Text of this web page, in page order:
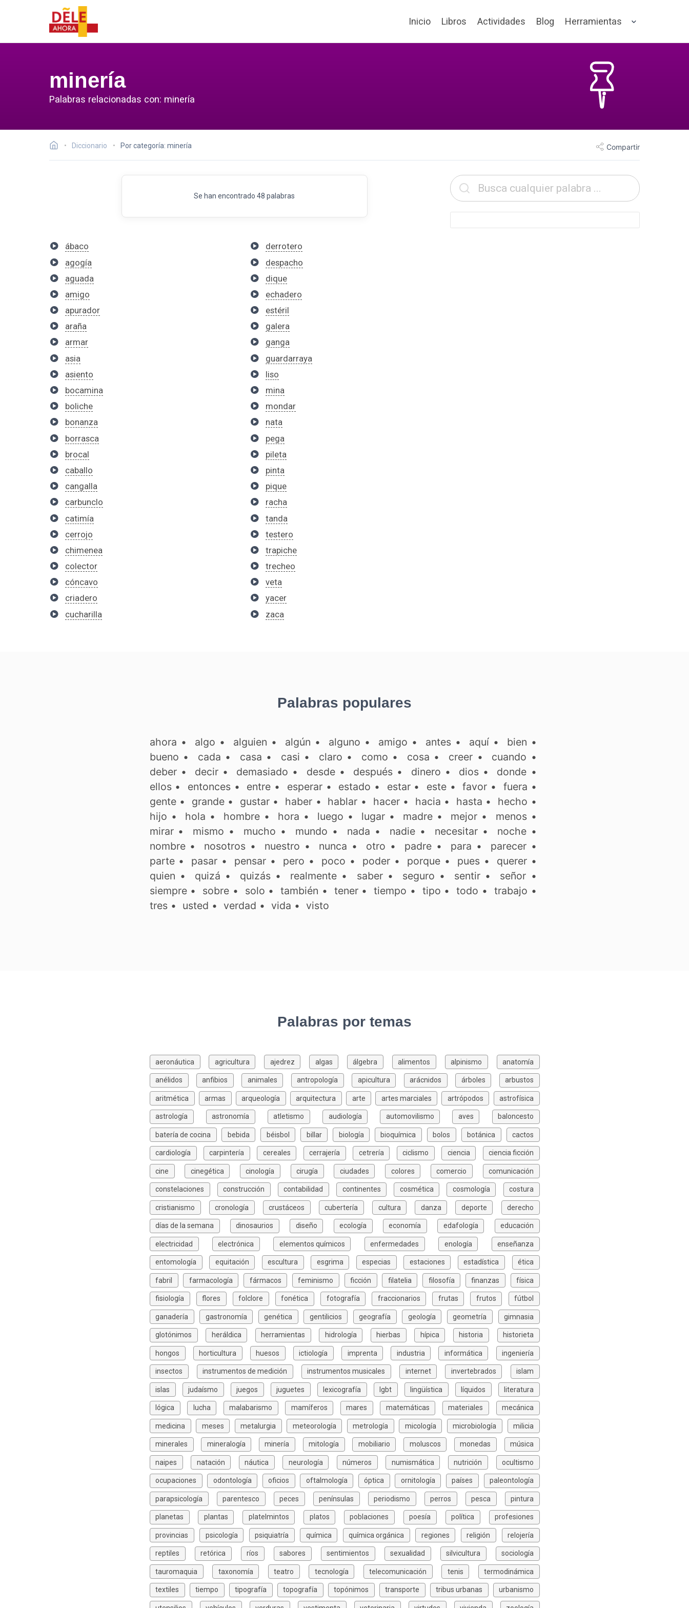
Inicio Libros Actividades Blog Herramientas
minería
Palabras relacionadas con: minería
Diccionario Por categoría: minería Compartir
Se han encontrado 48 palabras
ábaco
agogía
aguada
amigo
apurador
araña
armar
asia
asiento
bocamina
boliche
bonanza
borrasca
brocal
caballo
cangalla
carbunclo
catimía
cerrojo
chimenea
colector
cóncavo
criadero
cucharilla
derrotero
despacho
dique
echadero
estéril
galera
ganga
guardarraya
liso
mina
mondar
nata
pega
pileta
pinta
pique
racha
tanda
testero
trapiche
trecheo
veta
yacer
zaca
Palabras populares
ahora • algo • alguien • algún • alguno • amigo • antes• aquí• bien •
bueno • cada • casa • casi • claro • como • cosa • creer• cuando •
deber• decir• demasiado • desde• después • dinero • dios • donde •
ellos• entonces• entre • esperar• estado • estar• este•favor • fuera •
gente• grande• gustar• haber • hablar • hacer• hacia • hasta • hecho •
hijo • hola • hombre• hora • luego • lugar • madre • mejor • menos•
mirar• mismo • mucho • mundo • nada • nadie• necesitar• noche•
nombre• nosotros • nuestro • nunca • otro • padre • para • parecer•
parte• pasar • pensar • pero • poco • poder • porque • pues • querer •
quien • quizá • quizás • realmente • saber• seguro • sentir • señor •
siempre• sobre • solo •también • tener•tiempo • tipo •todo • trabajo •
tres• usted • verdad • vida • visto
Palabras por temas
aeronáutica agricultura ajedrez algas álgebra alimentos alpinismo anatomía
anélidos anfibios animales antropología apicultura arácnidos árboles arbustos
aritmética armas arqueología arquitectura arte artes marciales artrópodos astrofísica
astrología astronomía atletismo audiología automovilismo aves baloncesto
batería de cocina bebida béisbol billar biología bioquímica bolos botánica cactos
cardiología carpintería cereales cerrajería cetrería ciclismo ciencia ciencia ficción
cine cinegética cinología cirugía ciudades colores comercio comunicación
constelaciones construcción contabilidad continentes cosmética cosmología costura
cristianismo cronología crustáceos cubertería cultura danza deporte derecho
días de la semana dinosaurios diseño ecología economía edafología educación
electricidad electrónica elementos químicos enfermedades enología enseñanza
entomología equitación escultura esgrima especias estaciones estadística ética
fabril farmacología fármacos feminismo ficción filatelia filosofía finanzas física
fisiología flores folclore fonética fotografía fraccionarios frutas frutos fútbol
ganadería gastronomía genética gentilicios geografía geología geometría gimnasia
glotónimos heráldica herramientas hidrología hierbas hípica historia historieta
hongos horticultura huesos ictiología imprenta industria informática ingeniería
insectos instrumentos de medición instrumentos musicales internet invertebrados islam
islas judaísmo juegos juguetes lexicografía lgbt lingüística líquidos literatura
lógica lucha malabarismo mamíferos mares matemáticas materiales mecánica
medicina meses metalurgia meteorología metrología micología microbiología milicia
minerales mineralogía minería mitología mobiliario moluscos monedas música
naipes natación náutica neurología números numismática nutrición ocultismo
ocupaciones odontología oficios oftalmología óptica ornitología países paleontología
parapsicología parentesco peces penínsulas periodismo perros pesca pintura
planetas plantas platelmintos platos poblaciones poesía política profesiones
provincias psicología psiquiatría química química orgánica regiones religión relojería
reptiles retórica ríos sabores sentimientos sexualidad silvicultura sociología
tauromaquia taxonomía teatro tecnología telecomunicación tenis termodinámica
textiles tiempo tipografía topografía topónimos transporte tribus urbanas urbanismo